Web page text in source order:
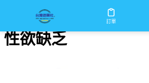
訂單
性欲缺乏
性欲缺乏